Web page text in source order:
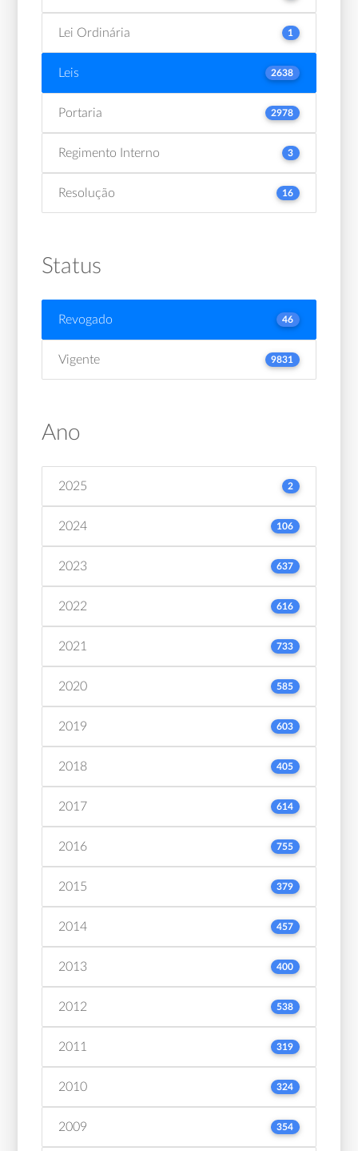
Lei Ordinária 1
Leis 2638
Portaria 2978
Regimento Interno 3
Resolução 16
Status
Revogado 46
Vigente 9831
Ano
2025 2
2024 106
2023 637
2022 616
2021 733
2020 585
2019 603
2018 405
2017 614
2016 755
2015 379
2014 457
2013 400
2012 538
2011 319
2010 324
2009 354